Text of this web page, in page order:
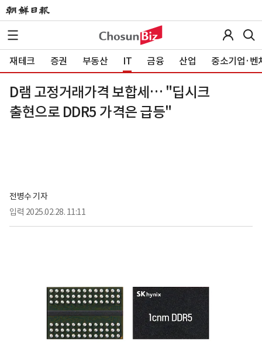
재테크 증권 부동산 IT 금융 산업 중소기업·벤
D램 고정거래가격 보합세… "딥시크
출현으로 DDR5 가격은 급등"
전병수 기자
입력 2025.02.28. 11:11